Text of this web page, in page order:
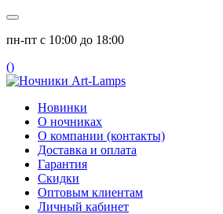
пн-пт с 10:00 до 18:00
()
Новинки
О ночниках
О компании (контакты)
Доставка и оплата
Гарантия
Скидки
Оптовым клиентам
Личный кабинет